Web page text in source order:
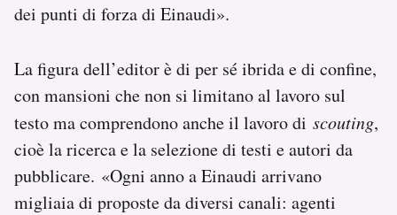
dei punti di forza di Einaudi».
La figura dell’editor è di per sé ibrida e di confine,
con mansioni che non si limitano al lavoro sul
testo ma comprendono anche il lavoro di scouting,
cioè la ricerca e la selezione di testi e autori da
pubblicare. «Ogni anno a Einaudi arrivano
migliaia di proposte da diversi canali: agenti